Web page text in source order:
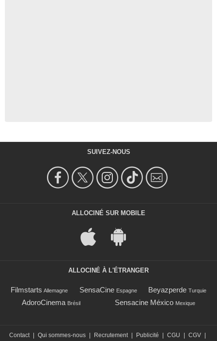
SUIVEZ-NOUS
ALLOCINÉ SUR MOBILE
ALLOCINÉ À L'ÉTRANGER
Filmstarts Allemagne SensaCine Espagne Beyazperde Turquie
AdoroCinema Brésil Sensacine México Mexique
Contact Qui sommes-nous Recrutement Publicité CGU CGV